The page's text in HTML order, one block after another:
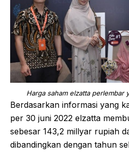
Harga saham elzatta perlembar
Berdasarkan informasi yang
per 30 juni 2022 elzatta
sebesar 143,2 millyar rupiah
dibandingkan dengan tahun